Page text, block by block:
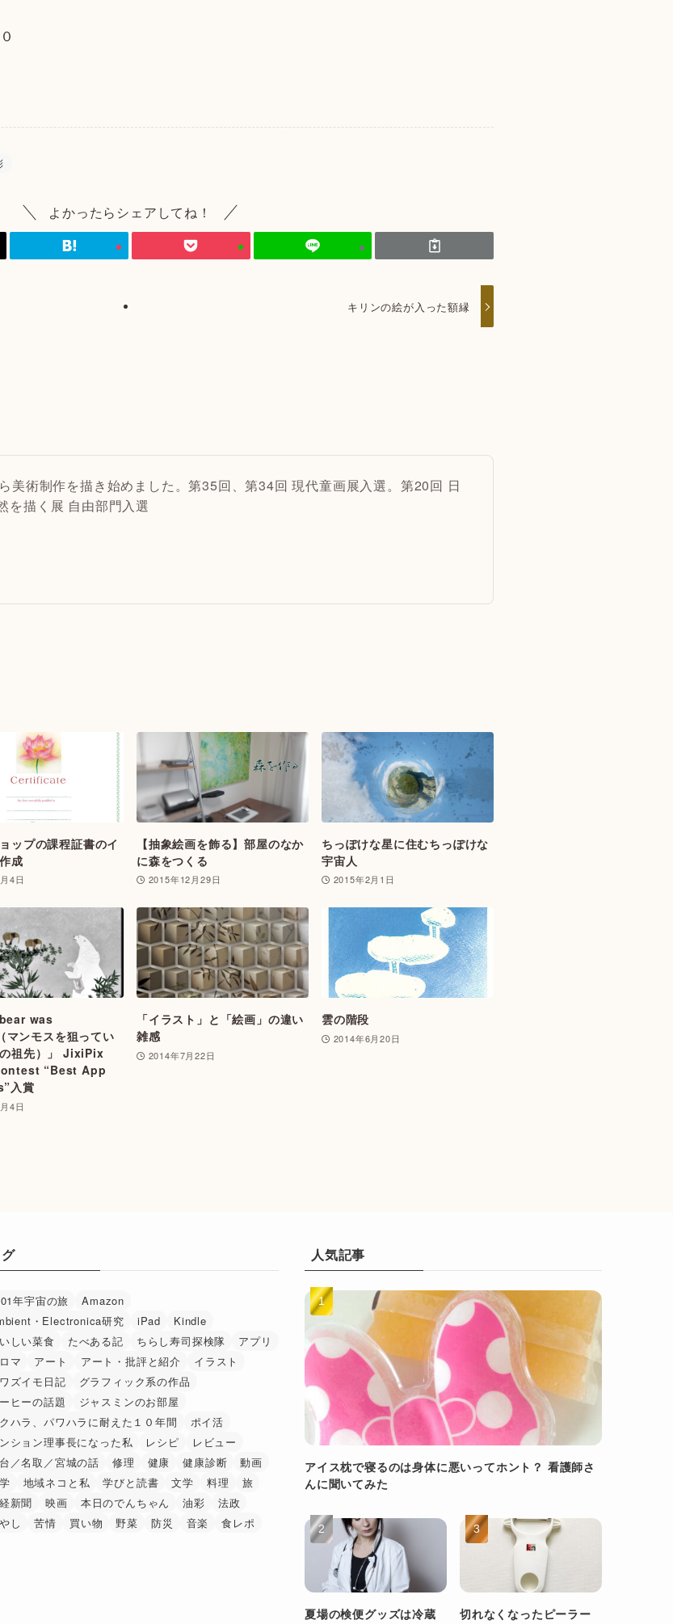
よかったらシェアしてね！
キリンの絵が入った額縁
美術制作を描き始めました。第35回、第34回 現代童画展入選。第20回 日
を描く展 自由部門入選
ップの課程証書のイ
成
4日
【抽象絵画を飾る】部屋のなか
に森をつくる
2015年12月29日
ちっぽけな星に住むちっぽけな
宇宙人
2015年2月1日
was
ンモスを狙ってい
祖先）」 JixiPix
“Best App
入賞
4日
「イラスト」と「絵画」の違い
雑感
2014年7月22日
雲の階段
2014年6月20日
年宇宙の旅
Amazon
・Electronica研究
iPad
Kindle
しい菜食
たべある記 ちらし寿司探検隊
アプリ
マ
アート アート・批評と紹介
イラスト
ズイモ日記
グラフィック系の作品
ヒーの話題
ジャスミンのお部屋
ハラ、パワハラに耐えた１０年間
ポイ活
ション理事長になった私
レシピ
レビュー
／名取／宮城の話
修理 健康 健康診断
動画
地域ネコと私 学びと読書 文学 料理
旅
新聞
映画 本日のでんちゃん 油彩
法政
し
苦情 買い物 野菜 防災 音楽 食レポ
人気記事
アイス枕で寝るのは身体に悪いってホント？ 看護師さ
んに聞いてみた
夏場の検便グッズは冷蔵
切れなくなったピーラー